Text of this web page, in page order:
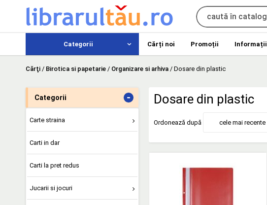
Categorii Cărți noi Promoții Informații
Cărţi / Birotica si papetarie / Organizare si arhiva / Dosare din plastic
Categorii -
Carte straina
Carti in dar
Carti la pret redus
Jucarii si jocuri
Dosare din plastic
Ordonează după cele mai recente